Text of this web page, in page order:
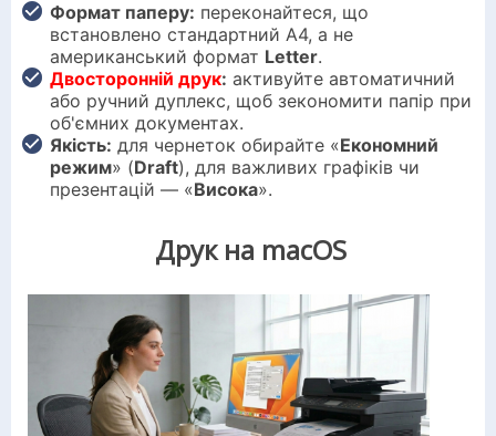
Формат паперу: переконайтеся, що
встановлено стандартний A4, а не
американський формат Letter.
Двосторонній друк: активуйте автоматичний
або ручний дуплекс, щоб зекономити папір при
об'ємних документах.
Якість: для чернеток обирайте «Економний
режим» (Draft), для важливих графіків чи
презентацій — «Висока».
Друк на macOS